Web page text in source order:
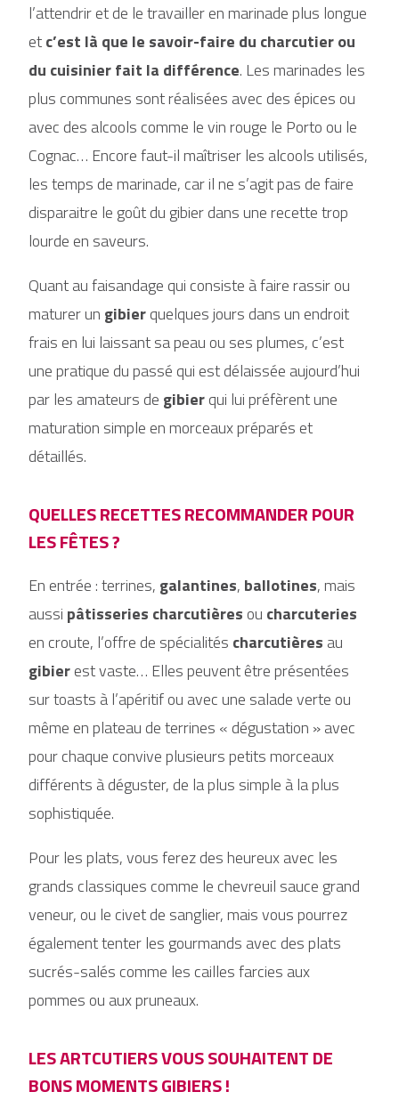
l’attendrir et de le travailler en marinade plus longue
etc’est là que le savoir-faire du charcutier ou
du cuisinier fait la différence. Les marinades les
plus communes sont réalisées avec des épices ou
avec des alcools comme le vin rouge le Porto ou le
Cognac… Encore faut-il maîtriser les alcools utilisés,
les temps de marinade, car il ne s’agit pas de faire
disparaitre le goût du gibier dans une recette trop
lourde en saveurs.
Quant au faisandage qui consiste à faire rassir ou
maturer un gibierquelques jours dans un endroit
frais en lui laissant sa peau ou ses plumes, c’est
une pratique du passé qui est délaissée aujourd’hui
par les amateurs de gibierqui lui préfèrent une
maturation simple en morceaux préparés et
détaillés.
QUELLES RECETTES RECOMMANDER POUR
LES FÊTES ?
En entrée : terrines, galantines, ballotines, mais
aussi pâtisseries charcutièresou charcuteries
en croute, l’offre de spécialités charcutières au
gibierest vaste… Elles peuvent être présentées
sur toasts à l’apéritif ou avec une salade verte ou
même en plateau de terrines « dégustation » avec
pour chaque convive plusieurs petits morceaux
différents à déguster, de la plus simple à la plus
sophistiquée.
Pour les plats, vous ferez des heureux avec les
grands classiques comme le chevreuil sauce grand
veneur, ou le civet de sanglier, mais vous pourrez
également tenter les gourmands avec des plats
sucrés-salés comme les cailles farcies aux
pommes ou aux pruneaux.
LES ARTCUTIERS VOUS SOUHAITENT DE
BONS MOMENTS GIBIERS !